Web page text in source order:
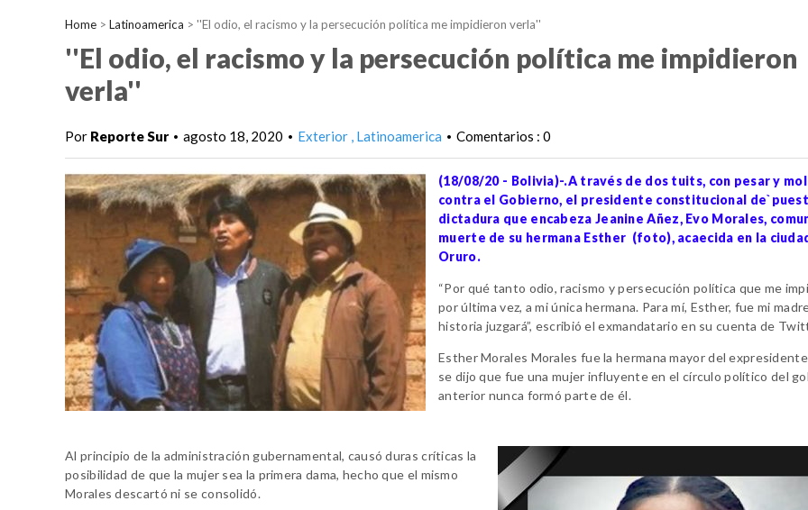
Home > Latinoamerica > ''El odio, el racismo y la persecución política me impidieron verla''
''El odio, el racismo y la persecución política me impidieron
verla''
Por Reporte Sur • agosto 18, 2020 • Exterior Latinoamerica • Comentarios : 0
(18/08/20 - Bolivia)-.A través de dos tuits, con pesar y
contra el Gobierno, el presidente constitucional
dictadura que encabeza Jeanine Añez, Evo Morales,
muerte de su hermana Esther (foto), acaecida en la
Oruro.
“Por qué tanto odio, racismo y persecución política que me
por última vez, a mi única hermana. Para mí, Esther, fue mi
historia juzgará”, escribió el exmandatario en su cuenta de
Esther Morales Morales fue la hermana mayor del
se dijo que fue una mujer influyente en el círculo político del
anterior nunca formó parte de él.
Al principio de la administración gubernamental, causó duras críticas la
posibilidad de que la mujer sea la primera dama, hecho que el mismo
Morales descartó ni se consolidó.